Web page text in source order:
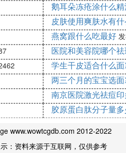
——使用祛斑霜。不过选择
类色斑问题。
成分不仅能调节人体机能，
心菜等，能增加皮肤的活力
食物，比如：红薯、马铃
发辛辣气味和特殊气味的
鹅耳朵冻疮涂什么
皮肤使用爽肤水有
燕窝跟什么吃最好
医院和美容院哪个
学生干皮适合什么
两三个月的宝宝选
南京医院激光祛痘
胶原蛋白肽分子量
www.wowtcgdb.com 2012-2022
：资料来源于互联网，仅供参考